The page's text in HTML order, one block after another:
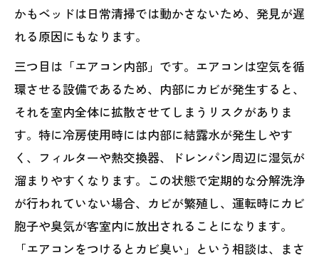
かもベッドは日常清掃では動かさないため、発見が遅
れる原因にもなります。
三つ目は「エアコン内部」です。エアコンは空気を循
環させる設備であるため、内部にカビが発生すると、
それを室内全体に拡散させてしまうリスクがありま
す。特に冷房使用時には内部に結露水が発生しやす
く、フィルターや熱交換器、ドレンパン周辺に湿気が
溜まりやすくなります。この状態で定期的な分解洗浄
が行われていない場合、カビが繁殖し、運転時にカビ
胞子や臭気が客室内に放出されることになります。
「エアコンをつけるとカビ臭い」という相談は、まさ